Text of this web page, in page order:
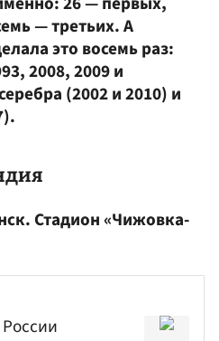
— третьих. А
это восемь раз:
2008, 2009 и
(2002 и 2010) и
Стадион «Чижовка-